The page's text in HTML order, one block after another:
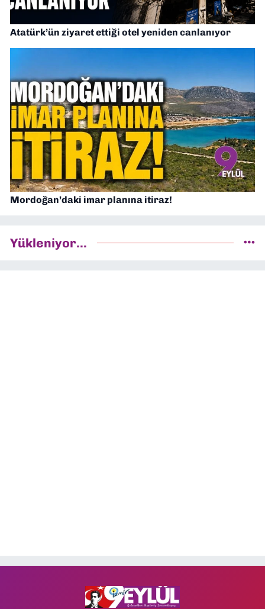
Atatürk’ün ziyaret ettiği otel yeniden canlanıyor
Mordoğan’daki imar planına itiraz!
Yükleniyor...